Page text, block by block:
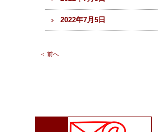
2022年7月5日
＜ 前へ